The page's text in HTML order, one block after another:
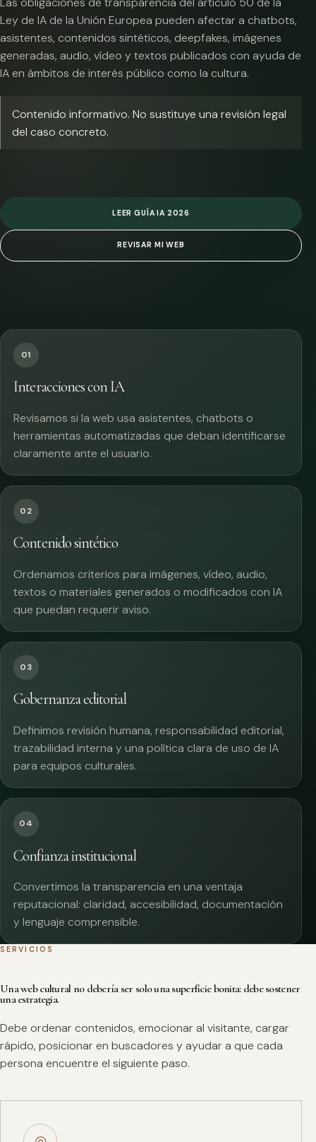
Ley de IA de la Unión Europea pueden afectar a chatbots,
asistentes, contenidos sintéticos, deepfakes, imágenes
generadas, audio, vídeo y textos publicados con ayuda de
IA en ámbitos de interés público como la cultura.
Contenido informativo. No sustituye una revisión legal
del caso concreto.
LEER GUÍA IA 2026
REVISAR MI WEB
01
Interacciones con IA
Revisamos si la web usa asistentes, chatbots o
herramientas automatizadas que deban identificarse
claramente ante el usuario.
02
Contenido sintético
Ordenamos criterios para imágenes, vídeo, audio,
textos o materiales generados o modificados con IA
que puedan requerir aviso.
03
Gobernanza editorial
Definimos revisión humana, responsabilidad editorial,
trazabilidad interna y una política clara de uso de IA
para equipos culturales.
04
Confianza institucional
Convertimos la transparencia en una ventaja
reputacional: claridad, accesibilidad, documentación
y lenguaje comprensible.
SERVICIOS
Una web cultural no debería ser solo una superficie bonita: debe sostener
una estrategia.
Debe ordenar contenidos, emocionar al visitante, cargar
rápido, posicionar en buscadores y ayudar a que cada
persona encuentre el siguiente paso.